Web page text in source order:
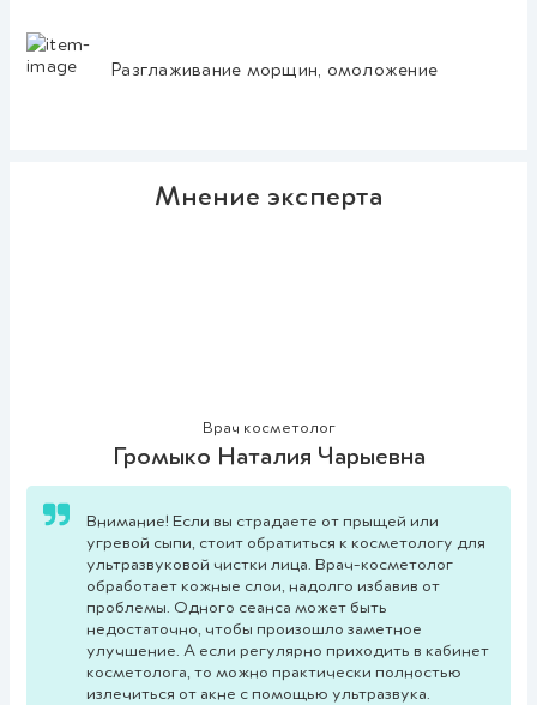
Разглаживание морщин, омоложение
Мнение эксперта
Врач косметолог
Громыко Наталия Чарыевна
Внимание! Если вы страдаете от прыщей или
угревой сыпи, стоит обратиться к косметологу для
ультразвуковой чистки лица. Врач-косметолог
обработает кожные слои, надолго избавив от
проблемы. Одного сеанса может быть
недостаточно, чтобы произошло заметное
улучшение. А если регулярно приходить в кабинет
косметолога, то можно практически полностью
излечиться от акне с помощью ультразвука.